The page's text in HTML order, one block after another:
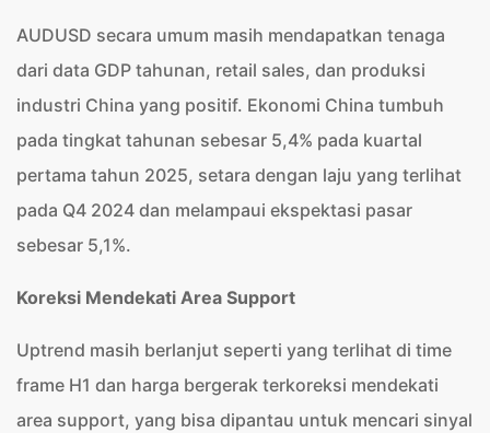
AUDUSD secara umum masih mendapatkan tenaga
dari data GDP tahunan, retail sales, dan produksi
industri China yang positif. Ekonomi China tumbuh
pada tingkat tahunan sebesar 5,4% pada kuartal
pertama tahun 2025, setara dengan laju yang terlihat
pada Q4 2024 dan melampaui ekspektasi pasar
sebesar 5,1%.
Koreksi Mendekati Area Support
Uptrend masih berlanjut seperti yang terlihat di time
frame H1 dan harga bergerak terkoreksi mendekati
area support, yang bisa dipantau untuk mencari sinyal